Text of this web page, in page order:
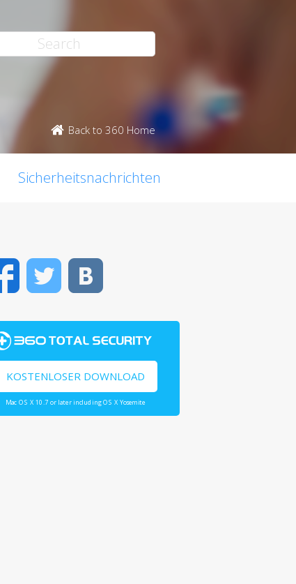
Back to 360 Home
Sicherheitsnachrichten
FacebookTwitter
KOSTENLOSER DOWNLOAD
Mac OS X 10.7 or later including OS X Yosemite